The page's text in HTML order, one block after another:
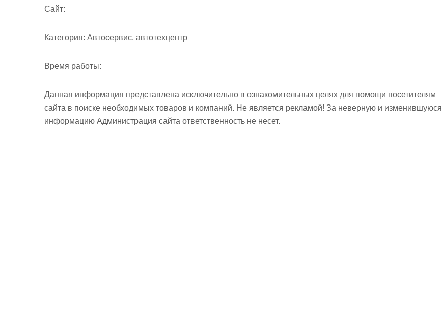
Cайт:
Категория: Автосервис, автотехцентр
Время работы:
Данная информация представлена исключительно в ознакомительных целях для помощи посетителям
сайта в поиске необходимых товаров и компаний. Не является рекламой! За неверную и изменившуюся
информацию Администрация сайта ответственность не несет.